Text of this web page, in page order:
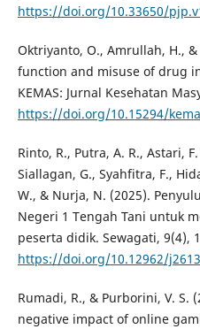
https://doi.org/10.33650/
Oktriyanto, O., Amrullah, H.,
function and misuse of drug
KEMAS: Jurnal Kesehatan
https://doi.org/10.15294/
Rinto, R., Putra, A. R., Astari,
Siallagan, G., Syahfitra, F.,
W., & Nurja, N. (2025).
Negeri 1 Tengah Tani untuk
peserta didik. Sewagati, 9(4),
https://doi.org/10.12962/
Rumadi, R., & Purborini, V. S.
negative impact of online